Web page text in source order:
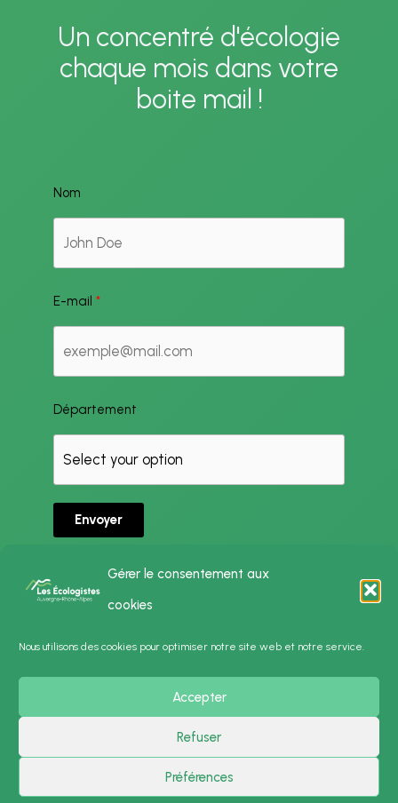
Gérer le consentement aux
cookies
Nous utilisons des cookies pour optimiser notre site web et notre service.
Accepter
Refuser
Préférences
sécurité
Un concentré d'écologie
chaque mois dans votre
boite mail !
Nom
E-mail
Département
Envoyer
Politique de Confidentialité
Mentions Légales
Presse
Contact
Copyright © 2026 Les Écologistes - Auvergne-Rhône-Alpes | Powered by